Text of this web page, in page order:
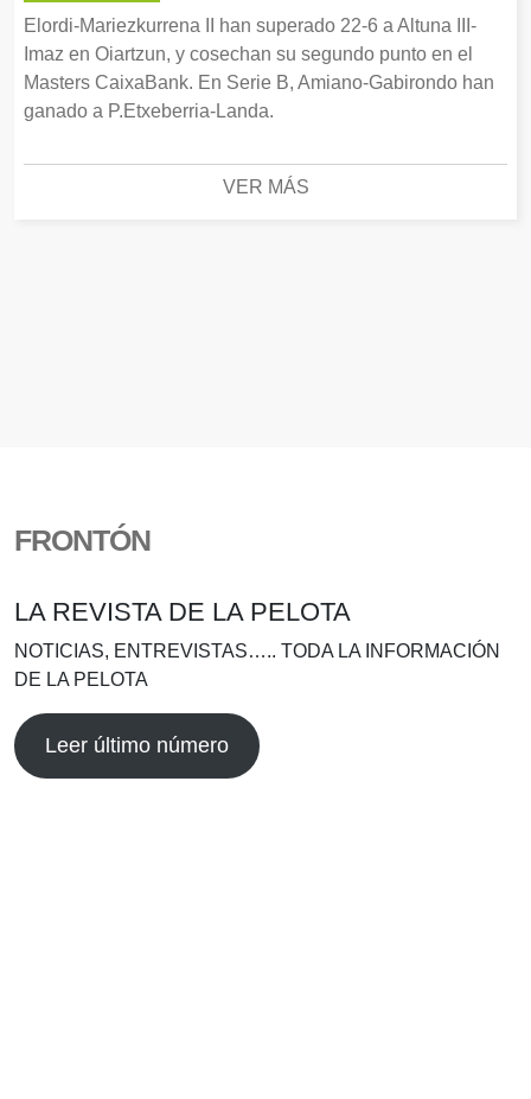
Elordi-Mariezkurrena II han superado 22-6 a Altuna III-
Imaz en Oiartzun, y cosechan su segundo punto en el
Masters CaixaBank. En Serie B, Amiano-Gabirondo han
ganado a P.Etxeberria-Landa.
VER MÁS
FRONTÓN
LA REVISTA DE LA PELOTA
NOTICIAS, ENTREVISTAS….. TODA LA INFORMACIÓN
DE LA PELOTA
Leer último número